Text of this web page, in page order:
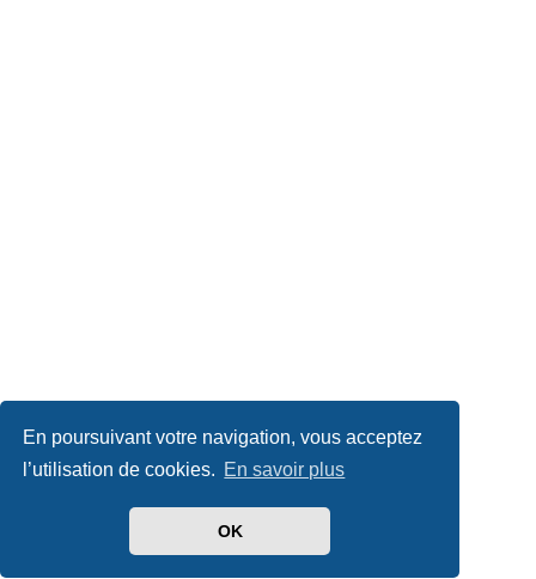
En poursuivant votre navigation, vous acceptez
l’utilisation de cookies. En savoir plus
OK